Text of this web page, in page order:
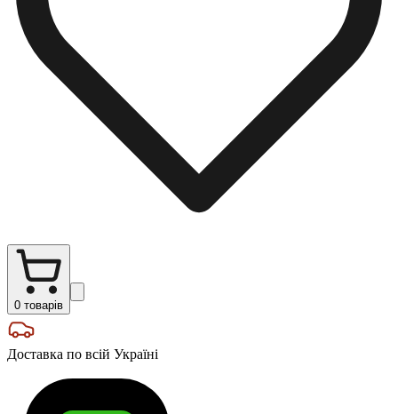
0 товарів
Доставка по всій Україні